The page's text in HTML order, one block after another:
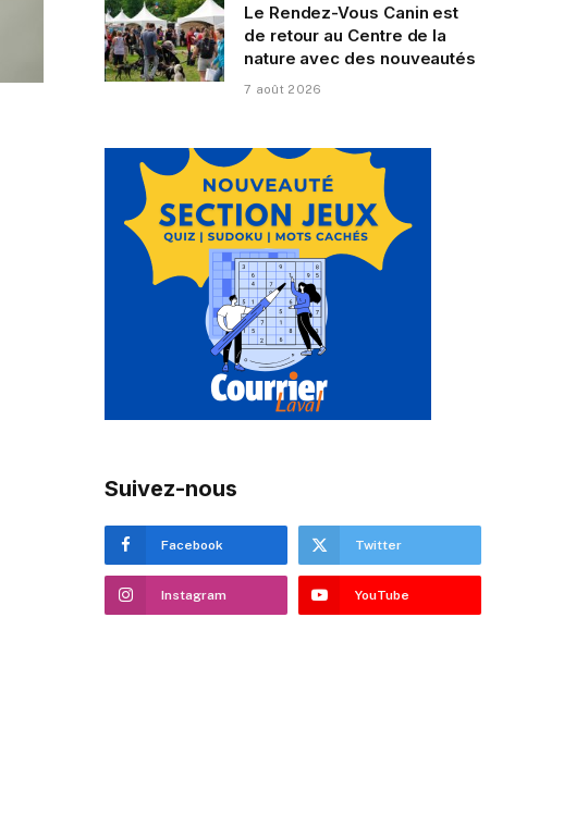
Le Rendez-Vous Canin est
de retour au Centre de la
nature avec des nouveautés
7 août 2026
Suivez-nous
Facebook Twitter
Instagram YouTube